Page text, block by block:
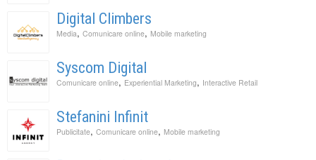
Digital Climbers
Media, Comunicare online, Mobile marketing
Syscom Digital
Comunicare online, Experiential Marketing, Interactive Retail
Stefanini Infinit
Publicitate, Comunicare online, Mobile marketing